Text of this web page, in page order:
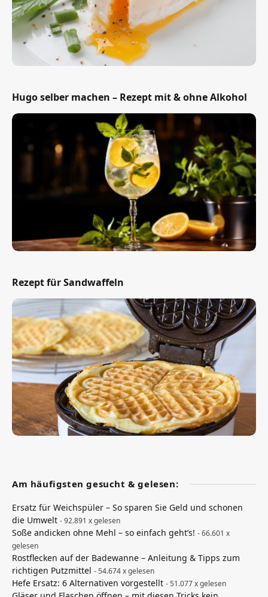
Hugo selber machen – Rezept mit & ohne Alkohol
Rezept für Sandwaffeln
Am häufigsten gesucht & gelesen:
Ersatz für Weichspüler – So sparen Sie Geld und schonen
die Umwelt - 92.891 x gelesen
Soße andicken ohne Mehl – so einfach geht’s! - 66.601 x
gelesen
Rostflecken auf der Badewanne – Anleitung & Tipps zum
richtigen Putzmittel - 54.674 x gelesen
Hefe Ersatz: 6 Alternativen vorgestellt - 51.077 x gelesen